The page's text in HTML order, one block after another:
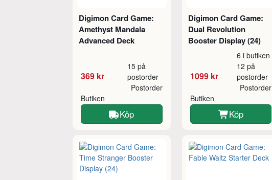
Digimon Card Game:
Amethyst Mandala
Advanced Deck
369 kr
15 på
postorder
Butiken
Postorder
Köp
Digimon Card Game:
Dual Revolution
Booster Display (24)
1099 kr
6 i butiken
12 på
postorder
Butiken
Postorder
Köp